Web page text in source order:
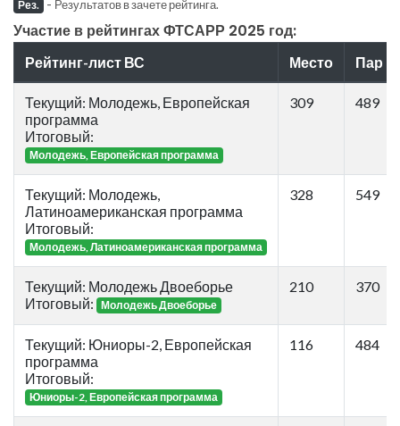
Рез. Результатов в зачете рейтинга.
Участие в рейтингах ФТСАРР 2025 год:
Рейтинг-лист ВС Место Пар
Текущий: Молодежь, Европейская
программа
Итоговый:
Молодежь, Европейская программа
309 489
Текущий: Молодежь,
Латиноамериканская программа
Итоговый:
Молодежь, Латиноамериканская программа
328 549
Текущий: Молодежь Двоеборье
Итоговый: Молодежь Двоеборье
210 370
Текущий: Юниоры-2, Европейская
программа
Итоговый:
Юниоры-2, Европейская программа
116 484